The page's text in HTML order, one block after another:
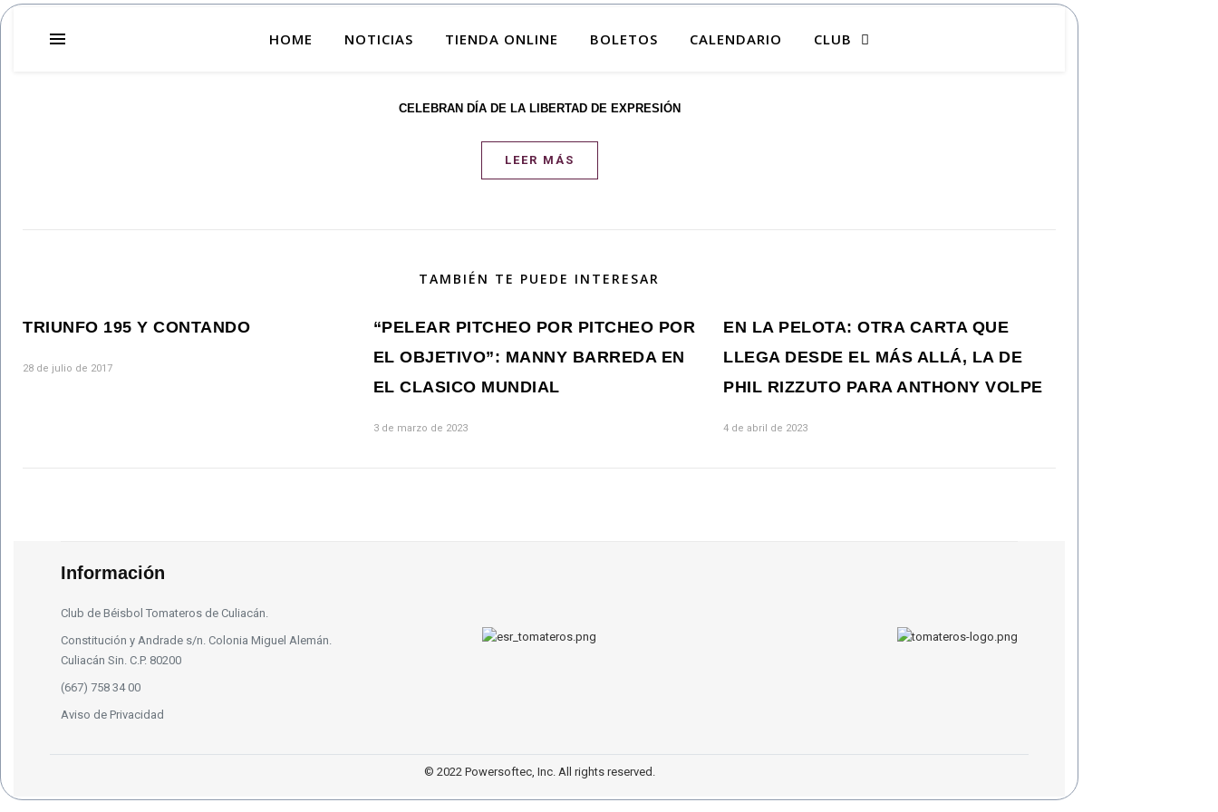
HOME NOTICIAS TIENDA ONLINE BOLETOS CALENDARIO CLUB
CELEBRAN DÍA DE LA LIBERTAD DE EXPRESIÓN
LEER MÁS
TAMBIÉN TE PUEDE INTERESAR
TRIUNFO 195 Y CONTANDO
28 de julio de 2017
“PELEAR PITCHEO POR PITCHEO POR
EL OBJETIVO”: MANNY BARREDA EN
EL CLASICO MUNDIAL
3 de marzo de 2023
EN LA PELOTA: OTRA CARTA QUE
LLEGA DESDE EL MÁS ALLÁ, LA DE
PHIL RIZZUTO PARA ANTHONY VOLPE
4 de abril de 2023
Información
Club de Béisbol Tomateros de Culiacán.
Constitución y Andrade s/n. Colonia Miguel Alemán.
Culiacán Sin. C.P. 80200
(667) 758 34 00
Aviso de Privacidad
© 2022 Powersoftec, Inc. All rights reserved.